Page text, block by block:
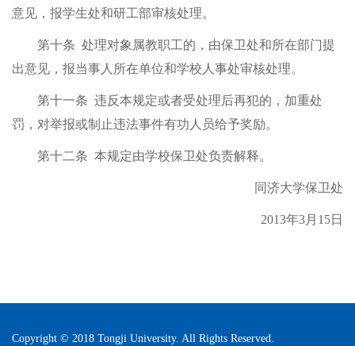
意见，报学生处和研工部审核处理。
第十条 处理对象属教职工的，由保卫处和所在部门提
出意见，报当事人所在单位和学校人事处审核处理。
第十一条 违反本规定或者受处理后再犯的，加重处
罚，对举报或制止违法事件有功人员给予奖励。
第十二条 本规定由学校保卫处负责解释。
同济大学保卫处
2013年3月15日
Copyright © 2018 Tongji University. All Rights Reserved.